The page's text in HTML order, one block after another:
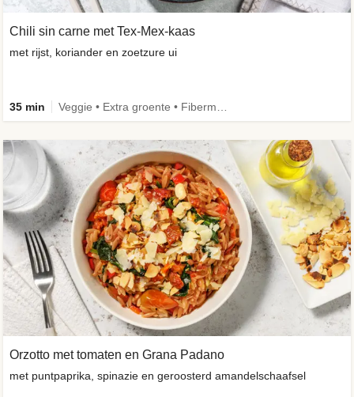
Chili sin carne met Tex-Mex-kaas
met rijst, koriander en zoetzure ui
35 min
Orzotto met tomaten en Grana Padano
met puntpaprika, spinazie en geroosterd amandelschaafsel